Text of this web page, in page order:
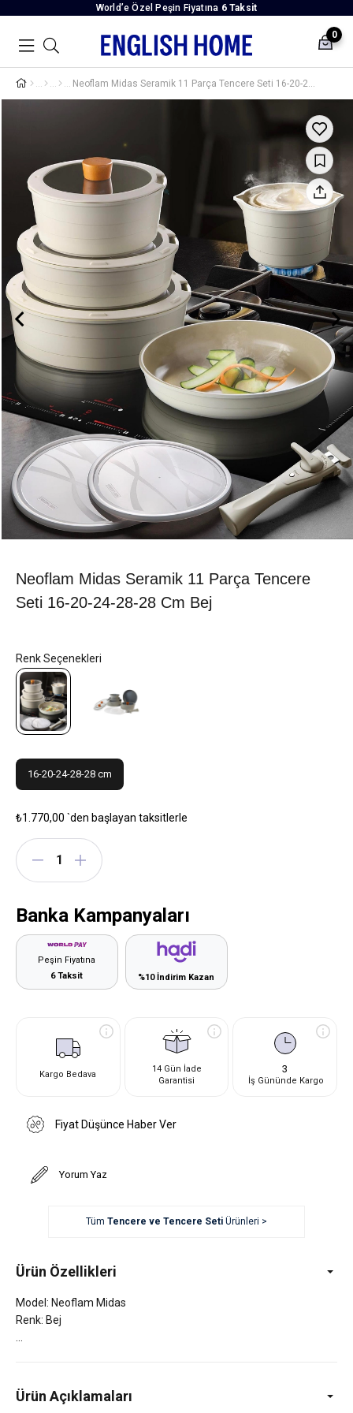
World’e Özel Peşin Fiyatına 6 Taksit
0
Neoflam Midas Seramik 11 Parça Tencere Seti 16-20-24-28-28 cm Bej
Neoflam Midas Seramik 11 Parça Tencere
Seti 16-20-24-28-28 Cm Bej
16-20-24-28-28 cm
₺1.770,00 `den başlayan taksitlerle
Banka Kampanyaları
Peşin Fiyatına
6 Taksit
%10 İndirim Kazan
Kargo Bedava
14 Gün İade
Garantisi
3
İş Gününde Kargo
Fiyat Düşünce Haber Ver
Yorum Yaz
Tüm Tencere ve Tencere SetiÜrünleri >
Ürün Özellikleri
Model: Neoflam Midas
Renk: Bej
Ürün Açıklamaları